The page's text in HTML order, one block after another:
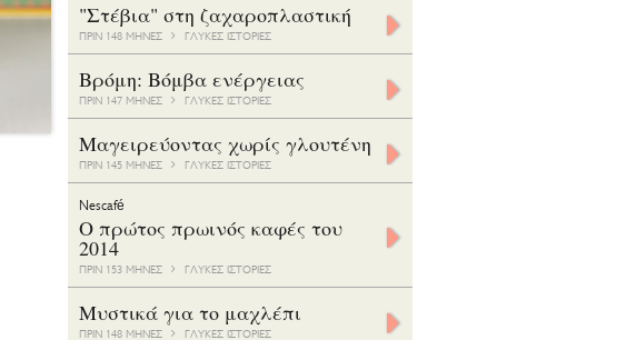
"Στέβια" στη ζαχαροπλαστική
ΠΡΙΝ 148 ΜΗΝΕΣ ΓΛΥΚΕΣ ΙΣΤΟΡΙΕΣ
Bρόμη: Βόμβα ενέργειας
ΠΡΙΝ 147 ΜΗΝΕΣ ΓΛΥΚΕΣ ΙΣΤΟΡΙΕΣ
Μαγειρεύοντας χωρίς γλουτένη
ΠΡΙΝ 145 ΜΗΝΕΣ ΓΛΥΚΕΣ ΙΣΤΟΡΙΕΣ
Nescafé
Ο πρώτος πρωινός καφές του
2014
ΠΡΙΝ 153 ΜΗΝΕΣ ΓΛΥΚΕΣ ΙΣΤΟΡΙΕΣ
Μυστικά για το μαχλέπι
ΠΡΙΝ 148 ΜΗΝΕΣ ΓΛΥΚΕΣ ΙΣΤΟΡΙΕΣ